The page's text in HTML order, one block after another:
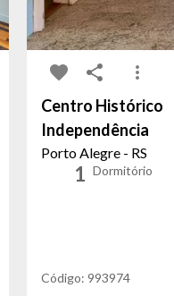
Centro Histórico
Independência
Porto Alegre - RS
1 Dormitório
Código:993974